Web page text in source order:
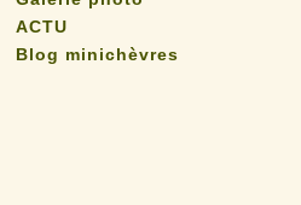
ACTU
Blog minichèvres